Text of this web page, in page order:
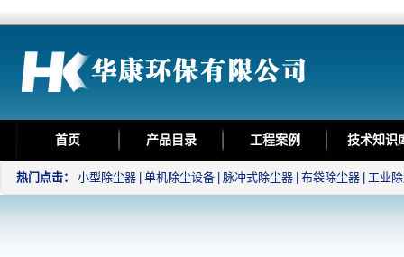
首页 产品目录 工程案例 技术知识
热门点击： 小型除尘器 单机除尘设备 脉冲式除尘器 布袋除尘器 工业